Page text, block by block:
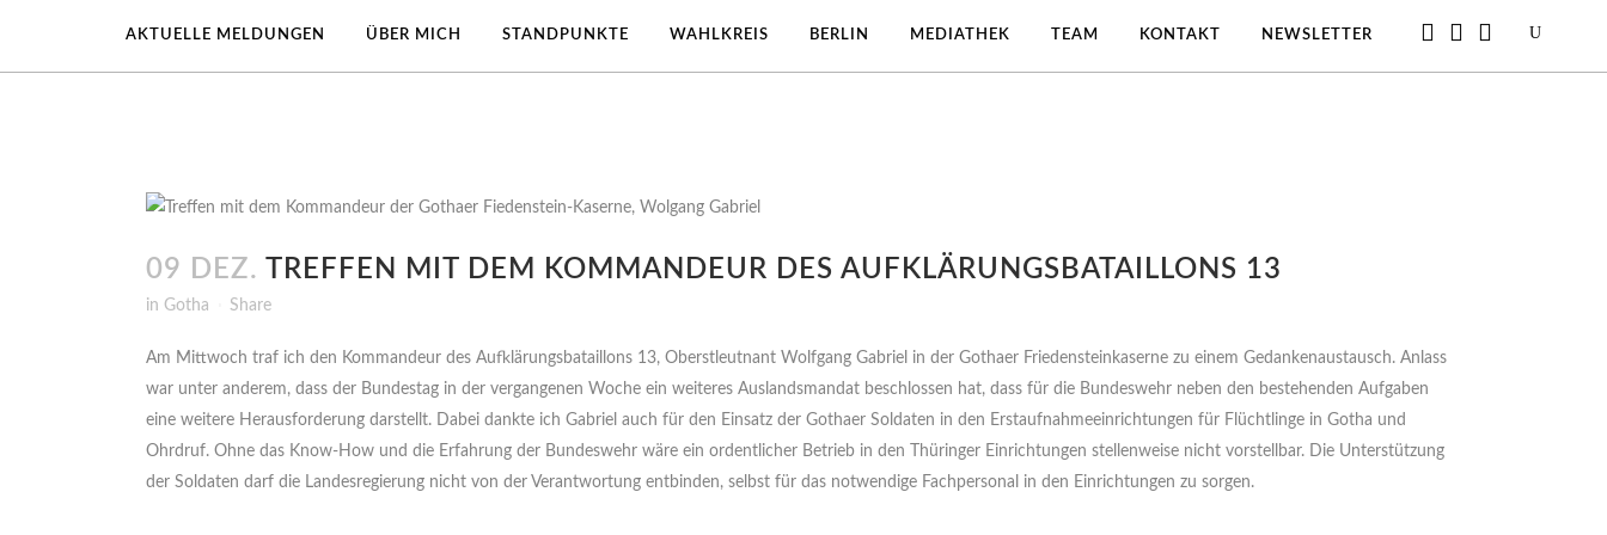
AKTUELLE MELDUNGEN ÜBER MICH STANDPUNKTE WAHLKREIS BERLIN MEDIATHEK TEAM KONTAKT NEWSLETTER
09 DEZ. TREFFEN MIT DEM KOMMANDEUR DES AUFKLÄRUNGSBATAILLONS 13
in Gotha Share
Am Mittwoch traf ich den Kommandeur des Aufklärungsbataillons 13, Oberstleutnant Wolfgang Gabriel in der Gothaer Friedensteinkaserne zu einem Gedankenaustausch. Anlass
war unter anderem, dass der Bundestag in der vergangenen Woche ein weiteres Auslandsmandat beschlossen hat, dass für die Bundeswehr neben den bestehenden Aufgaben
eine weitere Herausforderung darstellt. Dabei dankte ich Gabriel auch für den Einsatz der Gothaer Soldaten in den Erstaufnahmeeinrichtungen für Flüchtlinge in Gotha und
Ohrdruf. Ohne das Know-How und die Erfahrung der Bundeswehr wäre ein ordentlicher Betrieb in den Thüringer Einrichtungen stellenweise nicht vorstellbar. Die Unterstützung
der Soldaten darf die Landesregierung nicht von der Verantwortung entbinden, selbst für das notwendige Fachpersonal in den Einrichtungen zu sorgen.